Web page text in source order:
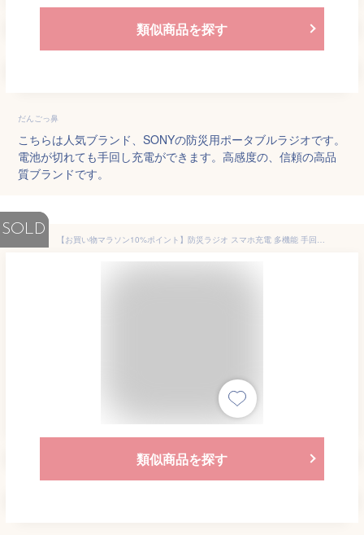
類似商品を探す
だんごっ鼻
こちらは人気ブランド、SONYの防災用ポータブルラジオです。
電池が切れても手回し充電ができます。高感度の、信頼の高品
質ブランドです。
SOLD
【お買い物マラソン10%ポイント】防災ラジオ スマホ充電 多機能 手回し 1台5役 ラジオ ライト 生活防水 モバイルバッテリー SOSアラーム LEDライト USB充電 手回し充電 ソーラー充電 非常用ラジオ ★
類似商品を探す